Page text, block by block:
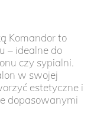
Komandor to
– idealne do
czy sypialni.
w swojej
estetyczne i
dopasowanymi